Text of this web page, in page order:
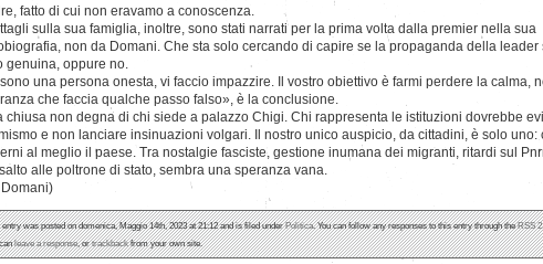
fatto di cui non eravamo a conoscenza.
sulla sua famiglia, inoltre, sono stati narrati per la prima volta dalla premier nella sua
non da Domani. Che sta solo cercando di capire se la propaganda della leader
genuina, oppure no.
una persona onesta, vi faccio impazzire. Il vostro obiettivo è farmi perdere la calma,
che faccia qualche passo falso», è la conclusione.
chiusa non degna di chi siede a palazzo Chigi. Chi rappresenta le istituzioni dovrebbe
e non lanciare insinuazioni volgari. Il nostro unico auspicio, da cittadini, è solo uno:
al meglio il paese. Tra nostalgie fasciste, gestione inumana dei migranti, ritardi sul
alle poltrone di stato, sembra una speranza vana.
was posted on domenica, Maggio 14th, 2023 at 21:12 and is filed underPolitica. You can follow any responses to this entry through theRSS
leave a response, ortrackbackfrom your own site.